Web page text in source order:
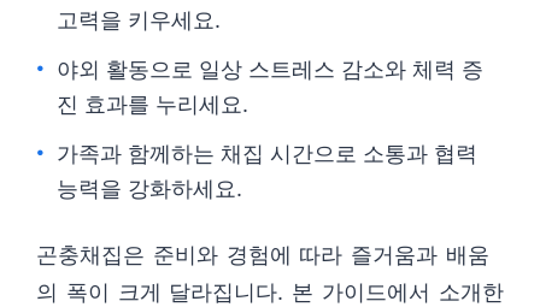
고력을 키우세요.
야외 활동으로 일상 스트레스 감소와 체력 증
진 효과를 누리세요.
가족과 함께하는 채집 시간으로 소통과 협력
능력을 강화하세요.
곤충채집은 준비와 경험에 따라 즐거움과 배움
의 폭이 크게 달라집니다. 본 가이드에서 소개한